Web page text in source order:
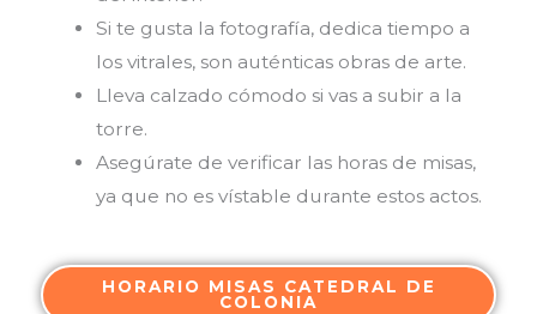
Si te gusta la fotografía, dedica tiempo a
los vitrales, son auténticas obras de arte.
Lleva calzado cómodo si vas a subir a la
torre.
Asegúrate de verificar las horas de misas,
ya que no es vístable durante estos actos.
HORARIO MISAS CATEDRAL DE
COLONIA